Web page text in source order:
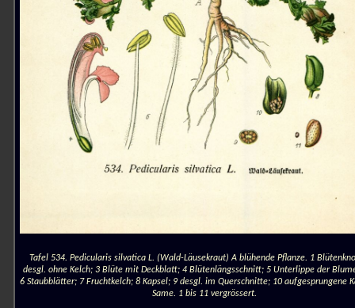
Tafel 534. Pedicularis silvatica L. (Wald-Läusekraut) A blühende Pflanze. 1
desgl. ohne Kelch; 3 Blüte mit Deckblatt; 4 Blütenlängsschnitt; 5 Unterlippe der
6 Staubblätter; 7 Fruchtkelch; 8 Kapsel; 9 desgl. im Querschnitte; 10 aufgesprungene
Same. 1 bis 11 vergrössert.